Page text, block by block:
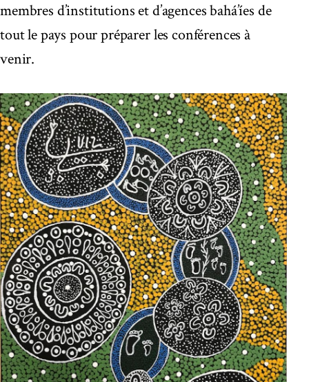
membres d’institutions et d’agences bahá’íes de
tout le pays pour préparer les conférences à
venir.